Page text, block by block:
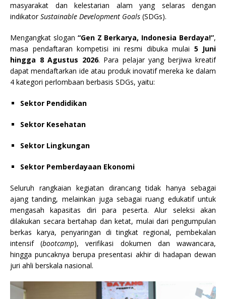
masyarakat dan kelestarian alam yang selaras dengan
indikatorSustainable Development Goals (SDGs).
Mengangkat slogan “Gen Z Berkarya, Indonesia Berdaya!”,
masa pendaftaran kompetisi ini resmi dibuka mulai 5 Juni
hingga 8 Agustus 2026. Para pelajar yang berjiwa kreatif
dapat mendaftarkan ide atau produk inovatif mereka ke dalam
4 kategori perlombaan berbasis SDGs, yaitu:
Sektor Pendidikan
Sektor Kesehatan
Sektor Lingkungan
Sektor Pemberdayaan Ekonomi
Seluruh rangkaian kegiatan dirancang tidak hanya sebagai
ajang tanding, melainkan juga sebagai ruang edukatif untuk
mengasah kapasitas diri para peserta. Alur seleksi akan
dilakukan secara bertahap dan ketat, mulai dari pengumpulan
berkas karya, penyaringan di tingkat regional, pembekalan
intensif (bootcamp), verifikasi dokumen dan wawancara,
hingga puncaknya berupa presentasi akhir di hadapan dewan
juri ahli berskala nasional.